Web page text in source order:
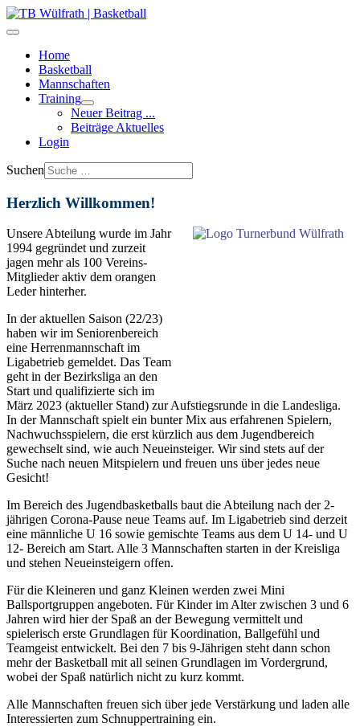
Home
Basketball
Mannschaften
Training
Neuer Beitrag ...
Beiträge Aktuelles
Login
Suchen
Herzlich Willkommen!
Unsere Abteilung wurde im Jahr
1994 gegründet und zurzeit
jagen mehr als 100 Vereins-
Mitglieder aktiv dem orangen
Leder hinterher.
In der aktuellen Saison (22/23)
haben wir im Seniorenbereich
eine Herrenmannschaft im
Ligabetrieb gemeldet. Das Team
geht in der Bezirksliga an den
Start und qualifizierte sich im
März 2023 (aktueller Stand) zur Aufstiegsrunde in die Landesliga.
In der Mannschaft spielt ein bunter Mix aus erfahrenen Spielern,
Nachwuchsspielern, die erst kürzlich aus dem Jugendbereich
gewechselt sind, wie auch Neueinsteiger. Wir sind stets auf der
Suche nach neuen Mitspielern und freuen uns über jedes neue
Gesicht!
Im Bereich des Jugendbasketballs baut die Abteilung nach der 2-
jährigen Corona-Pause neue Teams auf. Im Ligabetrieb sind derzeit
eine männliche U 16 sowie gemischte Teams aus dem U 14- und U
12- Bereich am Start. Alle 3 Mannschaften starten in der Kreisliga
und stehen Neueinsteigern offen.
Für die Kleineren und ganz Kleinen werden zwei Mini
Ballsportgruppen angeboten. Für Kinder im Alter zwischen 3 und 6
Jahren wird hier der Spaß an der Bewegung vermittelt und
spielerisch erste Grundlagen für Koordination, Ballgefühl und
Teamgeist entwickelt. Bei den 7 bis 9-Jährigen steht dann schon
mehr der Basketball mit all seinen Grundlagen im Vordergrund,
wobei der Spaß natürlich nicht zu kurz kommt.
Alle Mannschaften freuen sich über jede Verstärkung und laden alle
Interessierten zum Schnuppertraining ein.